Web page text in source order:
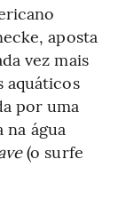
aposta
vez mais
aquáticos
por uma
água
(o surfe